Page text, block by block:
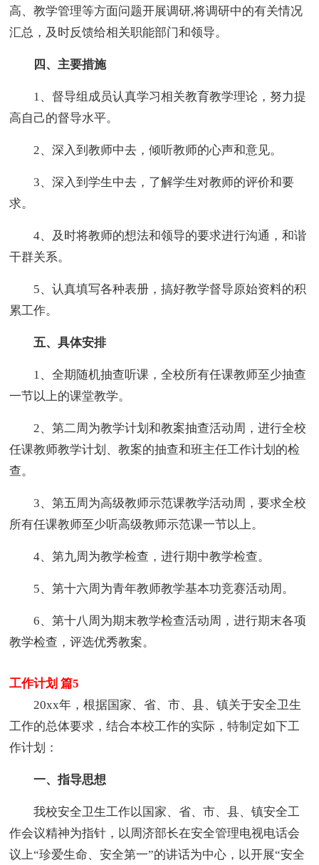
高、教学管理等方面问题开展调研,将调研中的有关情况
汇总，及时反馈给相关职能部门和领导。
四、主要措施
1、督导组成员认真学习相关教育教学理论，努力提
高自己的督导水平。
2、深入到教师中去，倾听教师的心声和意见。
3、深入到学生中去，了解学生对教师的评价和要
求。
4、及时将教师的想法和领导的要求进行沟通，和谐
干群关系。
5、认真填写各种表册，搞好教学督导原始资料的积
累工作。
五、具体安排
1、全期随机抽查听课，全校所有任课教师至少抽查
一节以上的课堂教学。
2、第二周为教学计划和教案抽查活动周，进行全校
任课教师教学计划、教案的抽查和班主任工作计划的检
查。
3、第五周为高级教师示范课教学活动周，要求全校
所有任课教师至少听高级教师示范课一节以上。
4、第九周为教学检查，进行期中教学检查。
5、第十六周为青年教师教学基本功竞赛活动周。
6、第十八周为期末教学检查活动周，进行期末各项
教学检查，评选优秀教案。
工作计划 篇5
20xx年，根据国家、省、市、县、镇关于安全卫生
工作的总体要求，结合本校工作的实际，特制定如下工
作计划：
一、指导思想
我校安全卫生工作以国家、省、市、县、镇安全工
作会议精神为指针，以周济部长在安全管理电视电话会
议上“珍爱生命、安全第一”的讲话为中心，以开展“安全